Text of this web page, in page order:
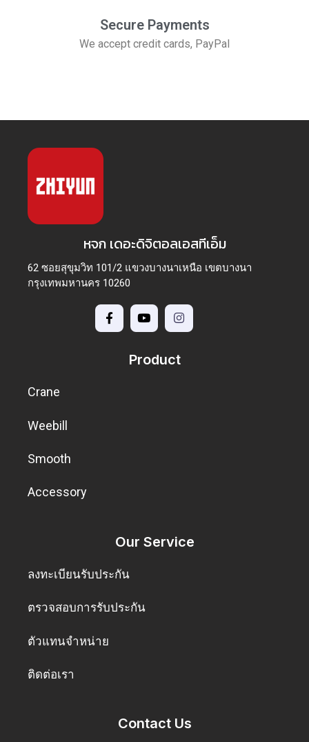
Secure Payments
We accept credit cards, PayPal
หจก เดอะดิจิตอลเอสทีเอ็ม
62 ซอยสุขุมวิท 101/2 แขวงบางนาเหนือ เขตบางนา
กรุงเทพมหานคร 10260
Product
Crane
Weebill
Smooth
Accessory
Our Service
ลงทะเบียนรับประกัน
ตรวจสอบการรับประกัน
ตัวแทนจำหน่าย
ติดต่อเรา
Contact Us